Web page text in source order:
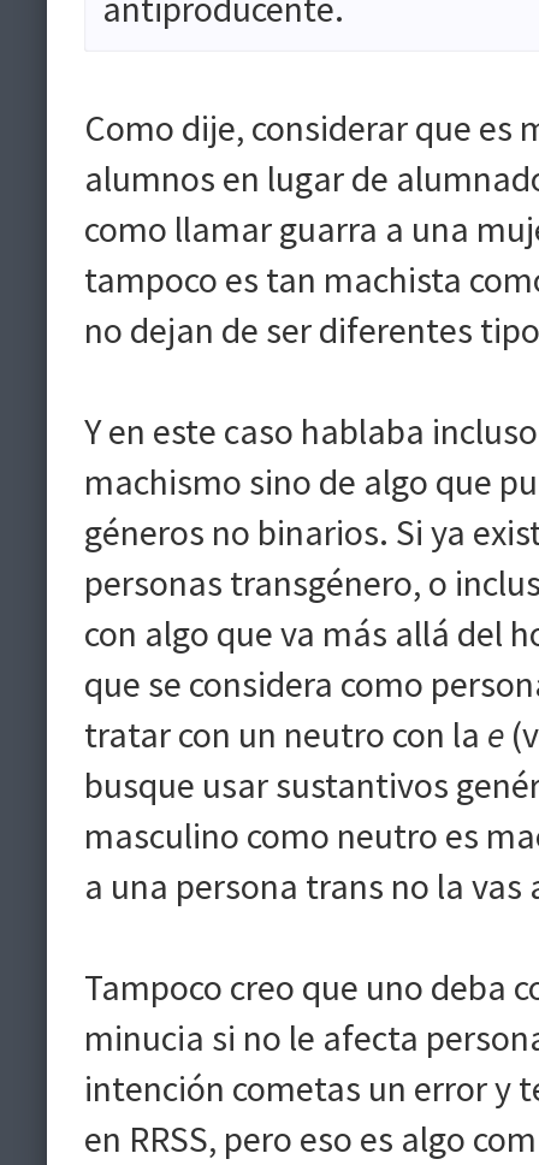
Como dije, considerar que es
alumnos en lugar de
como llamar guarra a una
tampoco es tan machista
no dejan de ser diferentes
Y en este caso hablaba
machismo sino de algo que
géneros no binarios. Si ya
personas transgénero, o
con algo que va más allá del
que se considera como
tratar con un neutro con la e
busque usar sustantivos
masculino como neutro es
a una persona trans no la
Tampoco creo que uno deba
minucia si no le afecta
intención cometas un error y
en RRSS, pero eso es algo